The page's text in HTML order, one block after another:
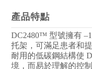
產品特點
DC2480™ 型號擁有
托架，可滿足患者和
耐用的低碳鋼結構使
境，而易於理解的控